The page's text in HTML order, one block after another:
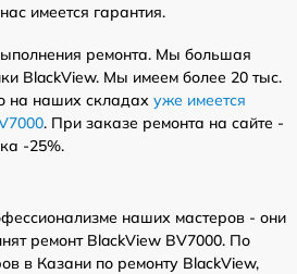
имеется гарантия.
ремонта. Мы большая
BlackView. Мы имеем более 20 тыс.
на наших складах уже имеется
. При заказе ремонта на сайте -
-25%.
наших мастеров - они
ремонт BlackView BV7000. По
в Казани по ремонту BlackView,